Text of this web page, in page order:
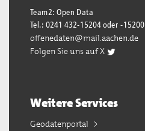
Team2: Open Data
Tel.: 0241 432-15204 oder -15200
offenedaten@mail.aachen.de
Folgen Sie uns auf X
Weitere Services
Geodatenportal